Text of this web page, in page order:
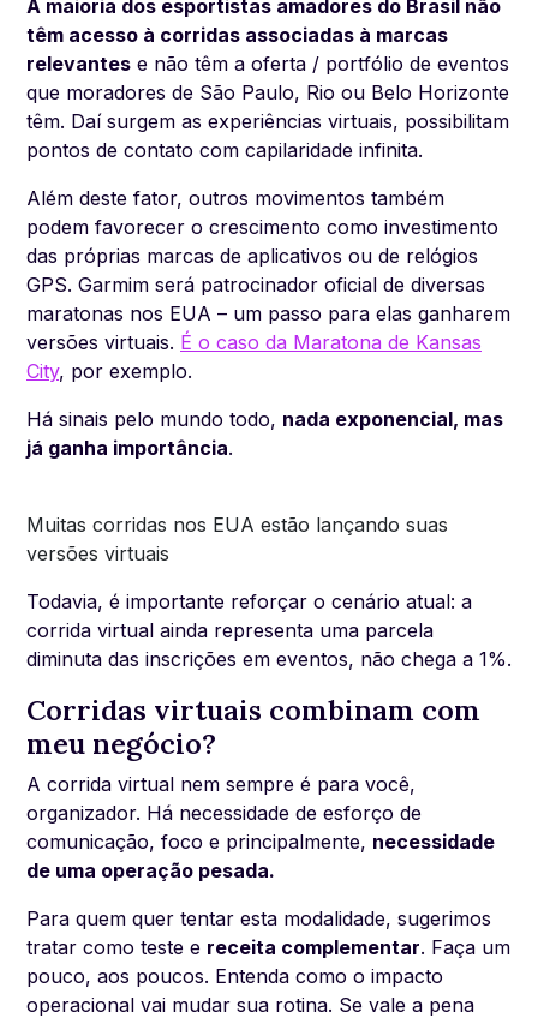
A maioria dos esportistas amadores do Brasil não
têm acesso à corridas associadas à marcas
relevantes e não têm a oferta / portfólio de eventos
que moradores de São Paulo, Rio ou Belo Horizonte
têm. Daí surgem as experiências virtuais, possibilitam
pontos de contato com capilaridade infinita.
Além deste fator, outros movimentos também
podem favorecer o crescimento como investimento
das próprias marcas de aplicativos ou de relógios
GPS. Garmim será patrocinador oficial de diversas
maratonas nos EUA – um passo para elas ganharem
versões virtuais. É o caso da Maratona de Kansas
City, por exemplo.
Há sinais pelo mundo todo, nada exponencial, mas
já ganha importância.
Muitas corridas nos EUA estão lançando suas
versões virtuais
Todavia, é importante reforçar o cenário atual: a
corrida virtual ainda representa uma parcela
diminuta das inscrições em eventos, não chega a 1%.
Corridas virtuais combinam com
meu negócio?
A corrida virtual nem sempre é para você,
organizador. Há necessidade de esforço de
comunicação, foco e principalmente, necessidade
de uma operação pesada.
Para quem quer tentar esta modalidade, sugerimos
tratar como teste e receita complementar. Faça um
pouco, aos poucos. Entenda como o impacto
operacional vai mudar sua rotina. Se vale a pena